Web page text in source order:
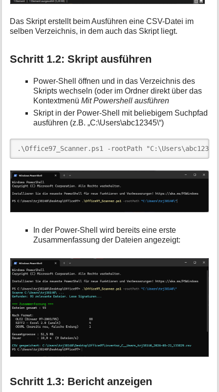
Das Skript erstellt beim Ausführen eine CSV-Datei im
selben Verzeichnis, in dem auch das Skript liegt.
Schritt 1.2: Skript ausführen
Power-Shell öffnen und in das Verzeichnis des
Skripts wechseln (oder im Ordner direkt über das
KontextmenüMit Powershell ausführen
Skript in der Power-Shell mit beliebigem Suchpfad
ausführen (z.B. „C:\Users\abc12345\“)
.\Office97_Scanner.ps1 -rootPath
In der Power-Shell wird bereits eine erste
Zusammenfassung der Dateien angezeigt:
Schritt 1.3: Bericht anzeigen